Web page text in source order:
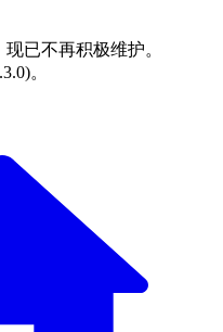
已不再积极维护。
)。